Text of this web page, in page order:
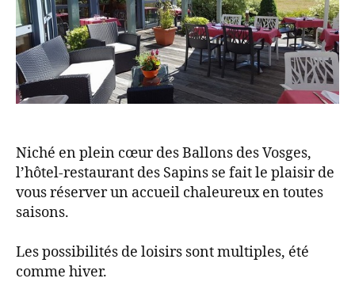
Niché en plein cœur des Ballons des Vosges,
l’hôtel-restaurant des Sapins se fait le plaisir de
vous réserver un accueil chaleureux en toutes
saisons.
Les possibilités de loisirs sont multiples, été
comme hiver.